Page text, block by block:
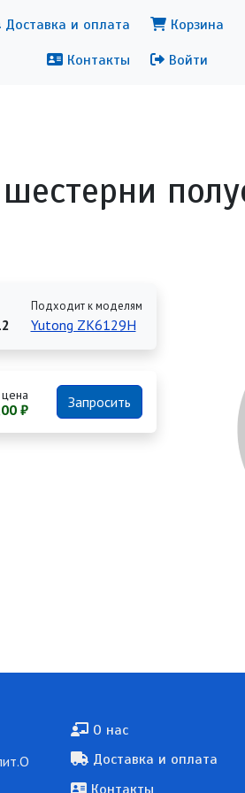
Доставка и оплата
Контакты
Меню
Корзина
Войти
Подходит к моделям
Yutong ZK6129H
₽ Запросить
Подвал
О нас
Доставка и оплата